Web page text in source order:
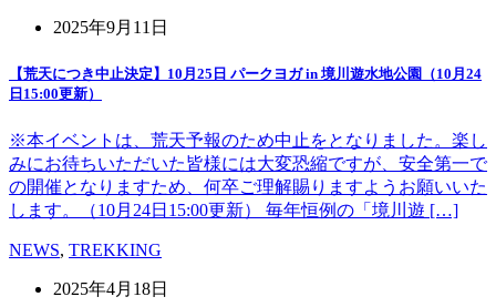
2025年9月11日
【荒天につき中止決定】10月25日 パークヨガ in 境川遊水地公園（10月24
日15:00更新）
※本イベントは、荒天予報のため中止をとなりました。楽し
みにお待ちいただいた皆様には大変恐縮ですが、安全第一で
の開催となりますため、何卒ご理解賜りますようお願いいた
します。（10月24日15:00更新） 毎年恒例の「境川遊 […]
NEWS, TREKKING
2025年4月18日